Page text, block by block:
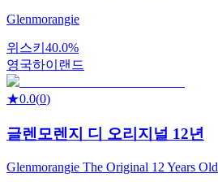
Glenmorangie
위스키 40.0%
영국하이랜드
★0.0(0)
글렌모렌지 디 오리지널 12년
Glenmorangie The Original 12 Years Old